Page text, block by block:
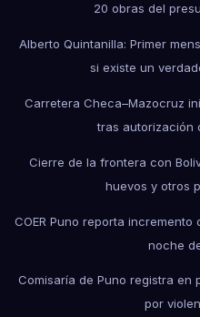
20 obras del
Alberto Quintanilla: Primer
si existe un
Carretera Checa–Mazocruz
tras autorización
Cierre de la frontera con
huevos y otros
COER Puno reporta
noche
Comisaría de Puno registra en
por